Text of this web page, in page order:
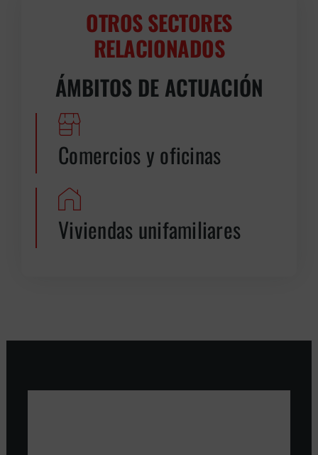
OTROS SECTORES
RELACIONADOS
ÁMBITOS DE ACTUACIÓN
Comercios y oficinas
Viviendas unifamiliares